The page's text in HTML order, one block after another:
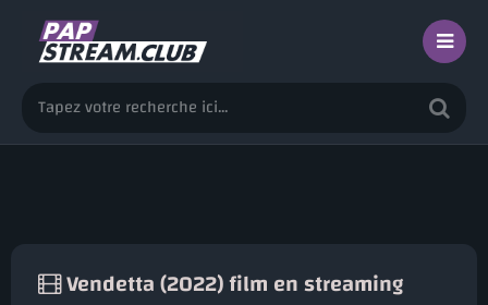
Vendetta (2022) film en streaming